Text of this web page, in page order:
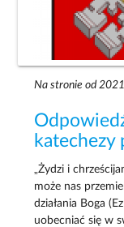
Na stronie od
katechezy
„Żydzi i
może nas
działania Boga
uobecniać się w